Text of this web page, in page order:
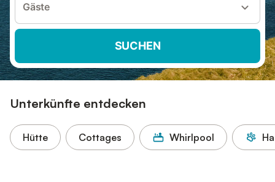
Gäste
SUCHEN
Unterkünfte entdecken
Hütte Cottages Whirlpool